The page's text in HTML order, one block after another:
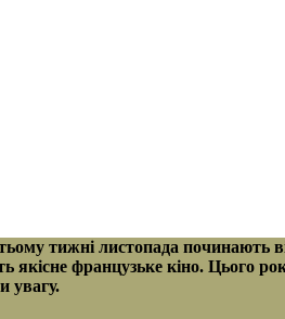
тижні листопада починають
якісне французьке кіно. Цього
увагу.